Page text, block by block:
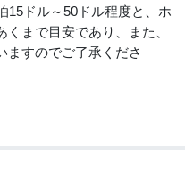
15ドル～50ドル程度と、ホ
まで目安であり、また、
ますのでご了承くださ